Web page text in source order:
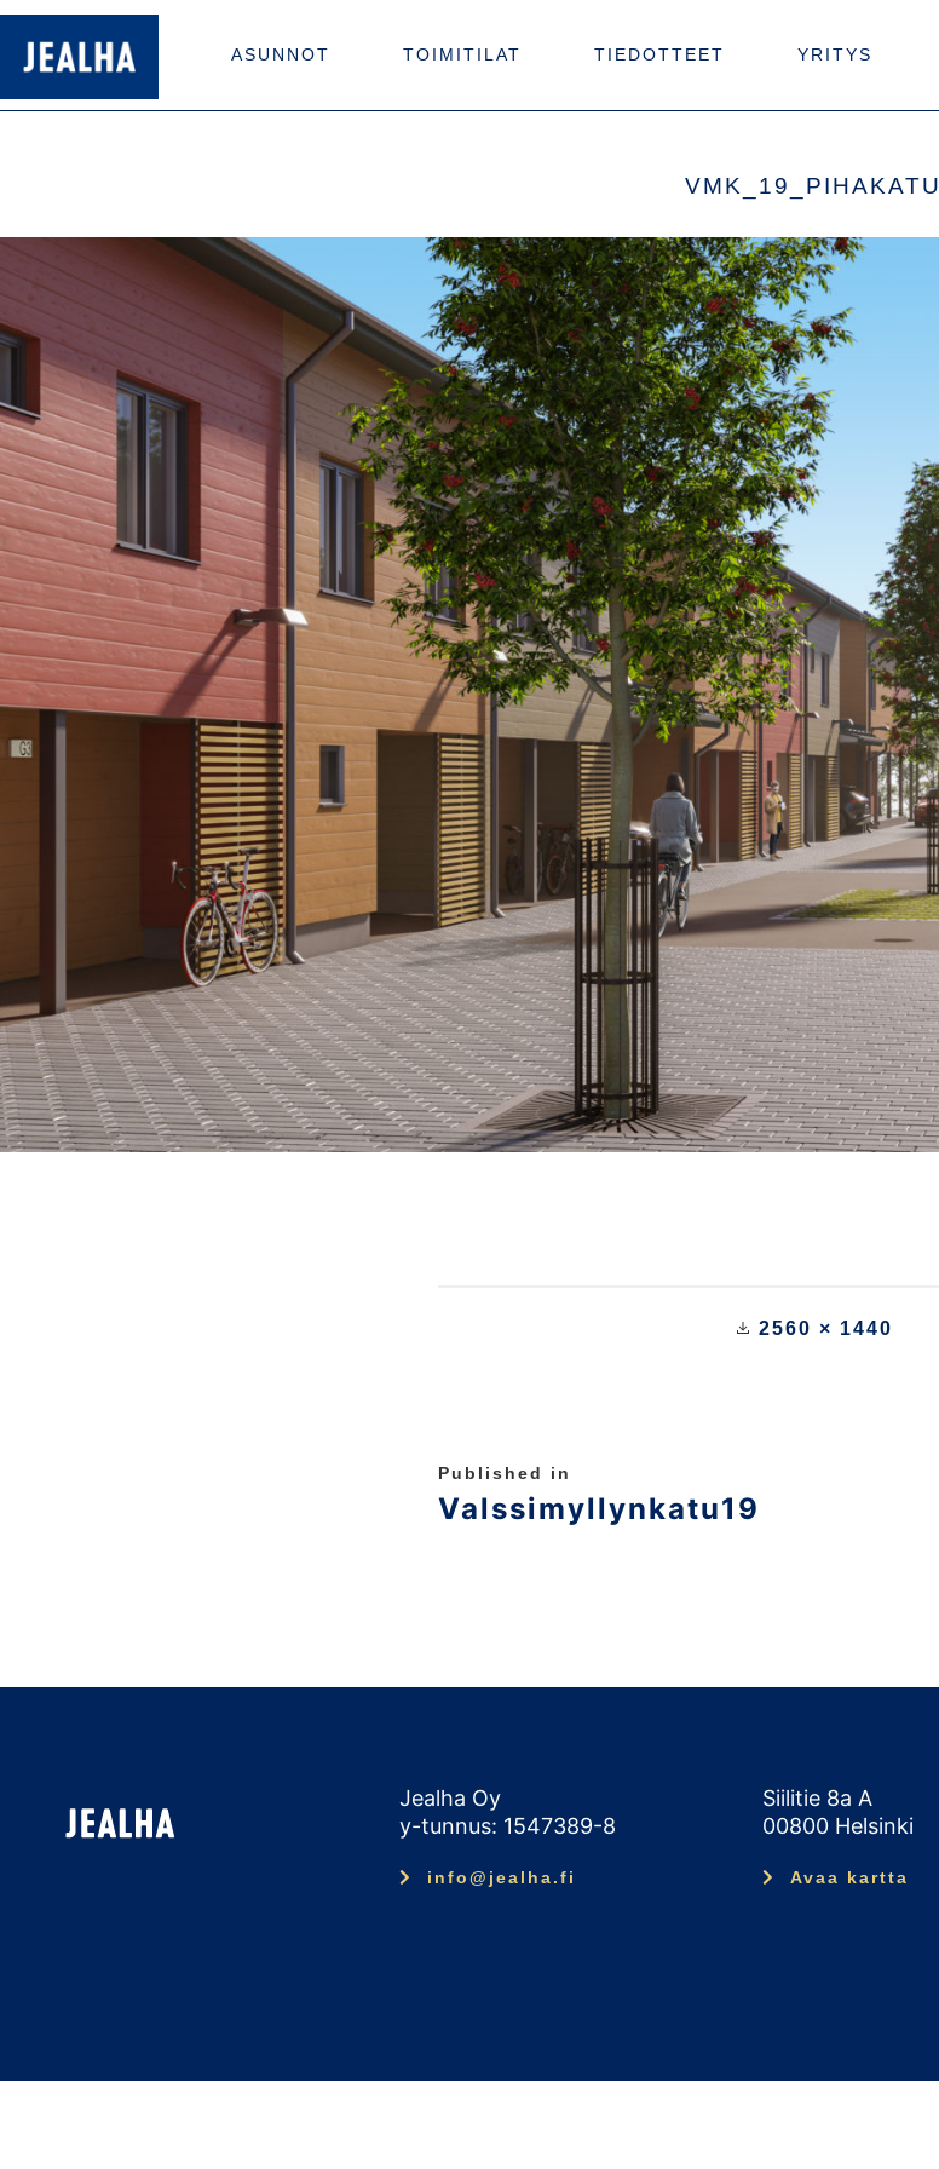
ASUNNOT TOIMITILAT TIEDOTTEET YRITYS
VMK_19_PIHAKATU
2560 × 1440
Published in
Valssimyllynkatu19
Jealha Oy
y-tunnus: 1547389-8
info@jealha.fi
Siilitie 8a A
00800 Helsinki
Avaa kartta